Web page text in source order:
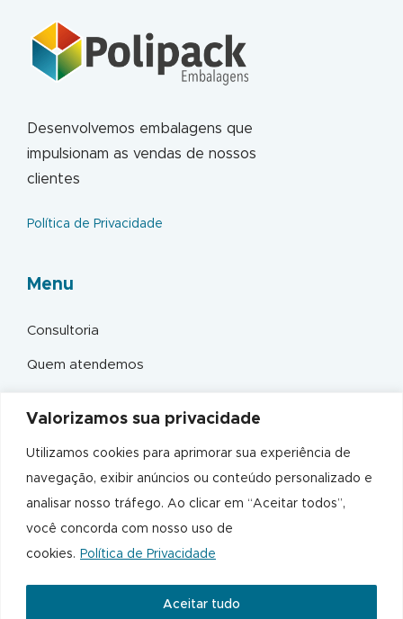
Valorizamos sua privacidade
Utilizamos cookies para aprimorar sua experiência de
navegação, exibir anúncios ou conteúdo personalizado e
analisar nosso tráfego. Ao clicar em “Aceitar todos”,
você concorda com nosso uso de
cookies. Política de Privacidade
Aceitar tudo
Desenvolvemos embalagens que
impulsionam as vendas de nossos
clientes
Política de Privacidade
Menu
Consultoria
Quem atendemos
Contato